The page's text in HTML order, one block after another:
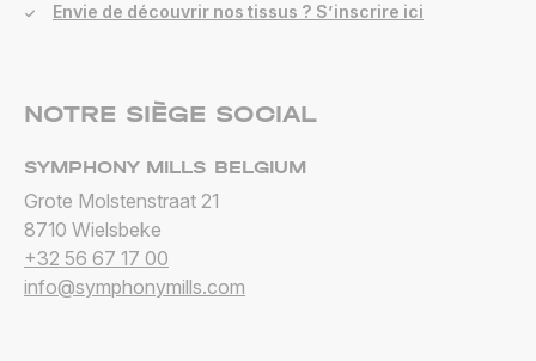
Envie de découvrir nos tissus ? S’inscrire ici
NOTRE SIÈGE SOCIAL
SYMPHONY MILLS BELGIUM
Grote Molstenstraat 21
8710 Wielsbeke
+32 56 67 17 00
info@symphonymills.com